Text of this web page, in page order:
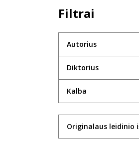
Filtrai
Autorius
Diktorius
Kalba
Originalaus leidinio